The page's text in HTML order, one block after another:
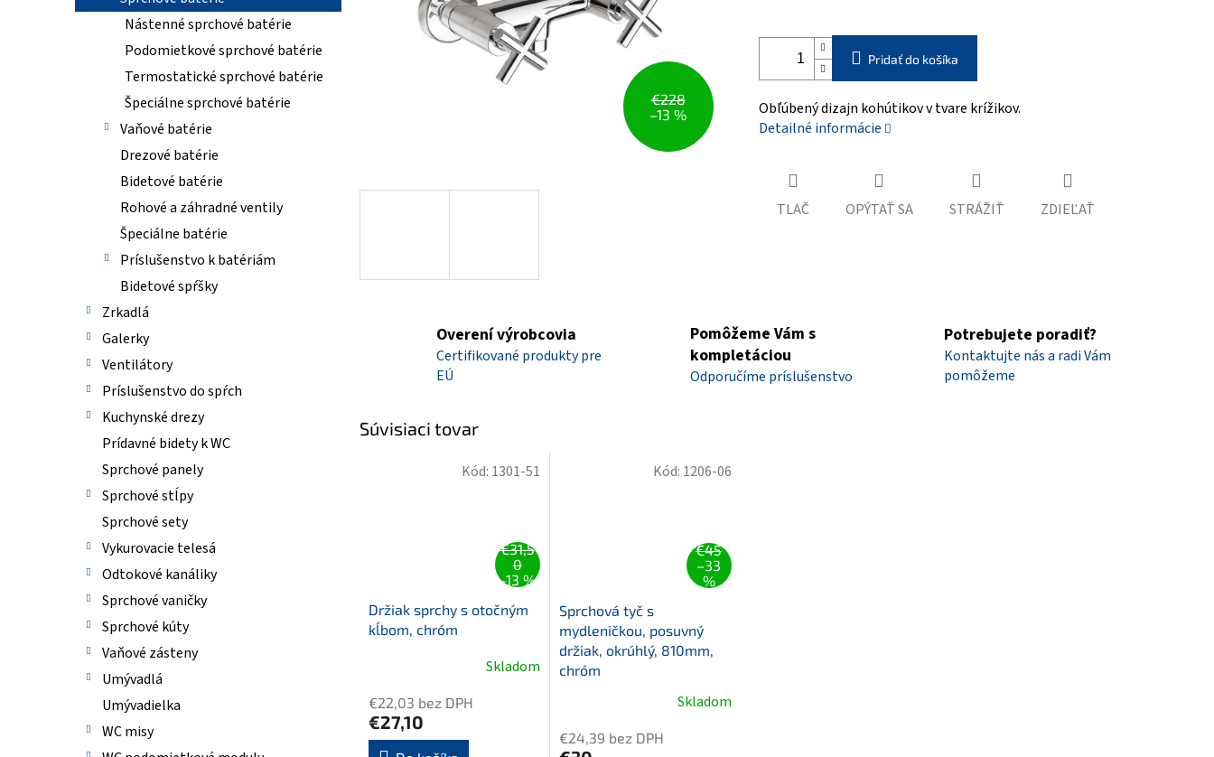
Nástenné sprchové batérie
Podomietkové sprchové batérie
Termostatické sprchové batérie
Špeciálne sprchové batérie
Vaňové batérie
Drezové batérie
Bidetové batérie
Rohové a záhradné ventily
Špeciálne batérie
Príslušenstvo k batériám
Bidetové spŕšky
Zrkadlá
Galerky
Ventilátory
Príslušenstvo do spŕch
Kuchynské drezy
Prídavné bidety k WC
Sprchové panely
Sprchové stĺpy
Sprchové sety
Vykurovacie telesá
Odtokové kanáliky
Sprchové vaničky
Sprchové kúty
Vaňové zásteny
Umývadlá
Umývadielka
WC misy
€228
–13 %
Pridať do košíka
Obľúbený dizajn kohútikov v tvare krížikov.
Detailné informácie
TLAČ OPÝTAŤ SA STRÁŽIŤ ZDIEĽAŤ
Overení výrobcovia
Certifikované produkty pre
EÚ
Pomôžeme Vám s
kompletáciou
Odporučíme príslušenstvo
Potrebujete poradiť?
Kontaktujte nás a radi Vám
pomôžeme
Súvisiaci tovar
€31,5
0
–13 %
Držiak sprchy s otočným
kĺbom, chróm
Skladom
€22,03 bez DPH
€27,10
Kód: 1301-51
€45
–33
%
Sprchová tyč s
mydleničkou, posuvný
držiak, okrúhlý, 810mm,
chróm
Skladom
€24,39 bez DPH
Kód: 1206-06